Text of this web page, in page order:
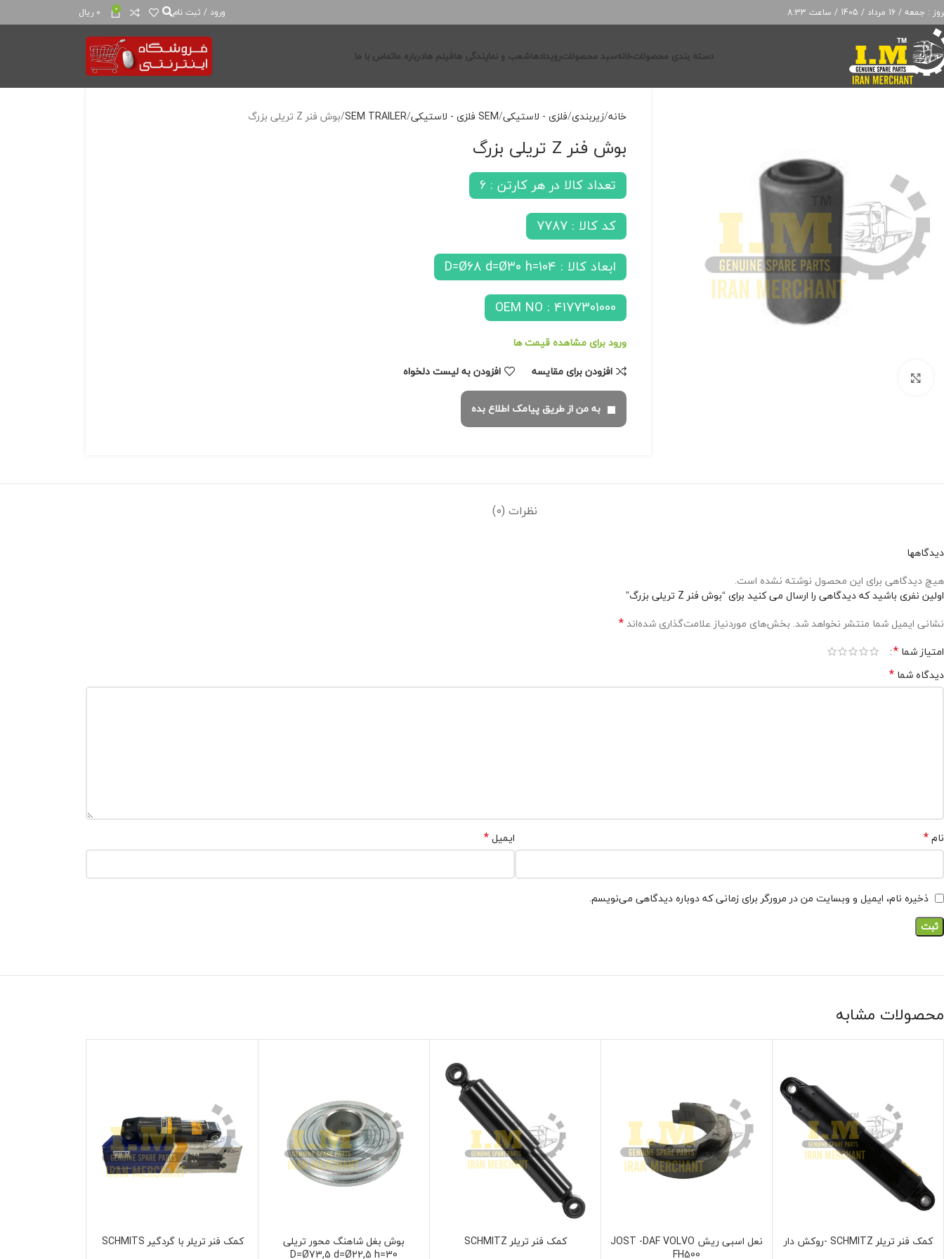
جمعه / 16 مرداد / 1405 / ساعت 8:33 ورود / ثبت نام 0
0 ریال
دسته بندی محصولاتخانهسبد محصولاترویدادهاشعب و نمایندگی هافیلم هادرباره ماتماس با ما
خانه زیربندی فلزی - لاستیکی SEM فلزی - لاستیکی SEM TRAILER بوش فنر Z تریلی بزرگ
بوش فنر Z تریلی بزرگ
تعداد کالا در هر کارتن : 6
کد کالا : 7787
ابعاد کالا : D=Ø68 d=Ø30 h=104
OEM NO : 4177301000
ورود برای مشاهده قیمت ها
افزودن برای مقایسه
افزودن به لیست دلخواه
به من از طریق پیامک اطلاع بده
نظرات (0)
دیدگاهها
هیچ دیدگاهی برای این محصول نوشته نشده است.
اولین نفری باشید که دیدگاهی را ارسال می کنید برای “بوش فنر Z تریلی بزرگ”
نشانی ایمیل شما منتشر نخواهد شد. بخش‌های موردنیاز علامت‌گذاری شده‌اند*
امتیاز شما *
دیدگاه شما *
نام* ایمیل*
ذخیره نام، ایمیل و وبسایت من در مرورگر برای زمانی که دوباره دیدگاهی می‌نویسم.
محصولات مشابه
نمایش محصول
کمک فنر تریلر SCHMITZ -روکش دار
نمایش محصول نعل اسبی ریش JOST -DAF VOLVO
FH500
نمایش محصول
کمک فنر تریلر SCHMITZ
نمایش محصول
بوش بغل شاهنگ محور تریلی
D=Ø73,5 d=Ø22,5 h=30
نمایش محصول
کمک فنر تریلر با گردگیر SCHMITS